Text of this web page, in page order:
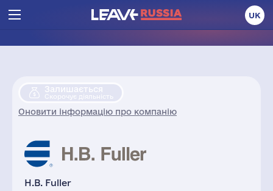
UK
Залишається
Скорочує діяльність
Оновити інформацію про компанію
H.B. Fuller